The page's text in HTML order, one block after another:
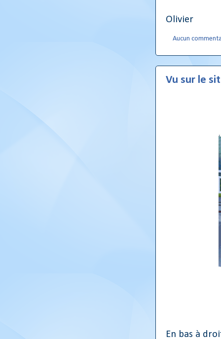
Olivier
Aucun
Vu sur le
En bas à